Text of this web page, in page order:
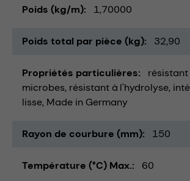
Poids (kg/m) 1,70000
Poids total par pièce (kg) 32,90
Propriétés particulières
résistant
microbes résistant à l'hydrolyse
lisse Made in Germany
Rayon de courbure (mm) 150
Température (°C) Max. 60